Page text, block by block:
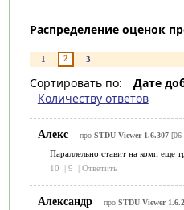
Распределение оценок
1 2 3
Сортировать по: Дате
Количеству ответов
Алекс про STDU Viewer 1.6.307[06-
Параллельно ставит на комп еще
10
| 9 | Ответить
Александр про STDU Viewer